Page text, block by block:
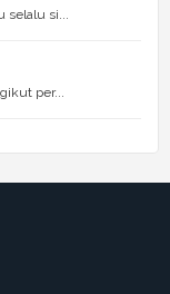
selalu si...
per...